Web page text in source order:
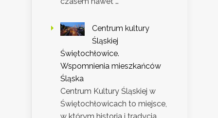
Centrum kultury
Śląskiej
Świętochłowice.
Wspomnienia mieszkańców
Śląska
Centrum Kultury Śląskiej w
Świętochłowicach to miejsce,